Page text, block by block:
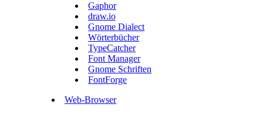
Gaphor
draw.io
Gnome Dialect
Wörterbücher
TypeCatcher
Font Manager
Gnome Schriften
FontForge
Web-Browser